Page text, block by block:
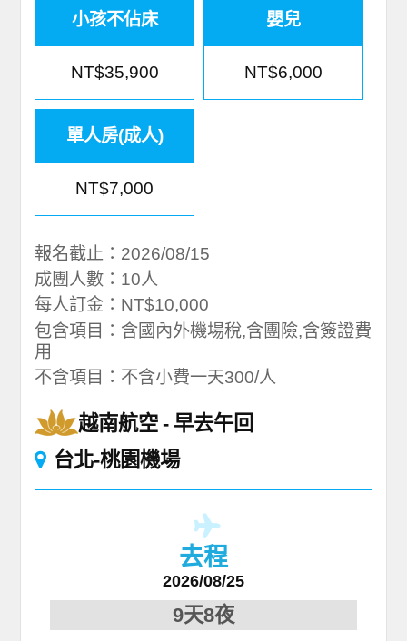
小孩不佔床
NT$35,900
嬰兒
NT$6,000
單人房(成人)
NT$7,000
報名截止：2026/08/15
成團人數：10人
每人訂金：NT$10,000
包含項目：含國內外機場稅,含團險,含簽證費
用
不含項目：不含小費一天300/人
越南航空
早去午回
台北-桃園機場
去程
2026/08/25
9天8夜